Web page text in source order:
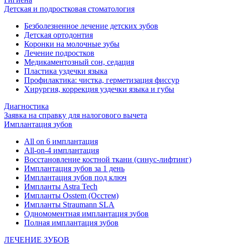
Детская и подростковая стоматология
Безболезненное лечение детских зубов
Детская ортодонтия
Коронки на молочные зубы
Лечение подростков
Медикаментозный сон, седация
Пластика уздечки языка
Профилактика: чистка, герметизация фиссур
Хирургия, коррекция уздечки языка и губы
Диагностика
Заявка на справку для налогового вычета
Имплантация зубов
All on 6 имплантация
All-on-4 имплантация
Восстановление костной ткани (синус-лифтинг)
Имплантация зубов за 1 день
Имплантация зубов под ключ
Импланты Astra Tech
Импланты Osstem (Осстем)
Импланты Straumann SLA
Одномоментная имплантация зубов
Полная имплантация зубов
ЛЕЧЕНИЕ ЗУБОВ